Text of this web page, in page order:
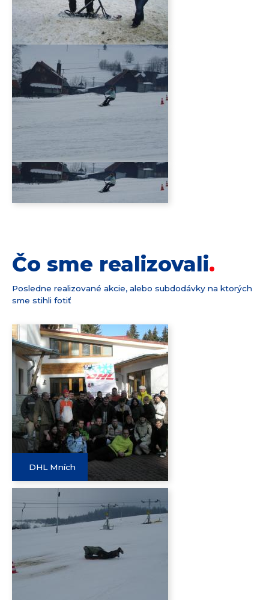
Čo sme realizovali
Posledne realizované akcie, alebo subdodávky na ktorých
sme stihli fotiť
DHL Mních